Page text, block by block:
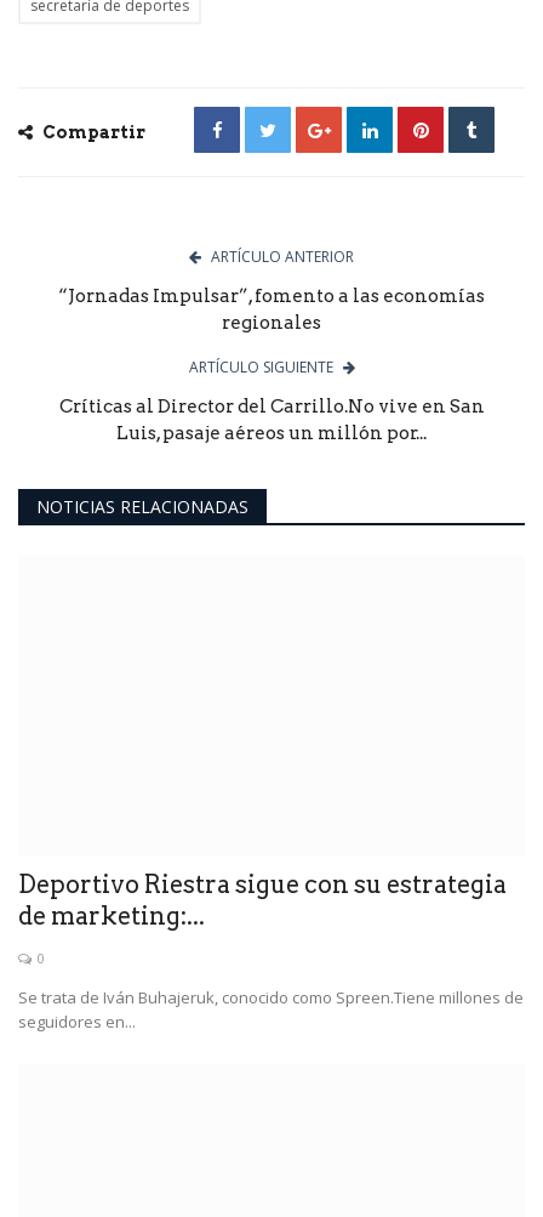
secretaría de deportes
Compartir
ARTÍCULO ANTERIOR
“Jornadas Impulsar”, fomento a las economías
regionales
ARTÍCULO SIGUIENTE
Críticas al Director del Carrillo.No vive en San
Luis, pasaje aéreos un millón por...
NOTICIAS RELACIONADAS
Deportivo Riestra sigue con su estrategia
de marketing:...
0
Se trata de Iván Buhajeruk, conocido como Spreen.Tiene millones de
seguidores en...